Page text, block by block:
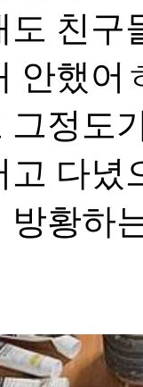
도 친구
안했어
그정도
고 다녔
방황하